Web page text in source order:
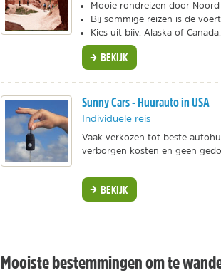
Mooie rondreizen door
Bij sommige reizen is de
Kies uit bijv. Alaska of Canada.
BEKIJK
Sunny Cars - Huurauto in USA
Individuele reis
Vaak verkozen tot beste
verborgen kosten en geen
BEKIJK
Mooiste bestemmingen om te